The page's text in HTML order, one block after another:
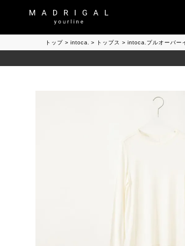
トップ intoca. トップス intoca.プルオーバー